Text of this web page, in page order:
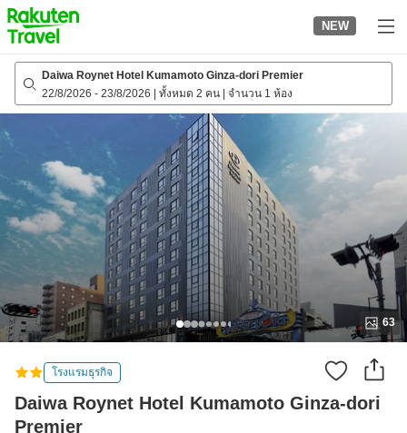
to
top
page
NEW
Daiwa Roynet Hotel Kumamoto Ginza-dori Premier
22/8/2026 - 23/8/2026 ทั้งหมด 2 คน จำนวน 1 ห้อง
63
โรงแรมธุรกิจ
Daiwa Roynet Hotel Kumamoto Ginza-dori
Premier